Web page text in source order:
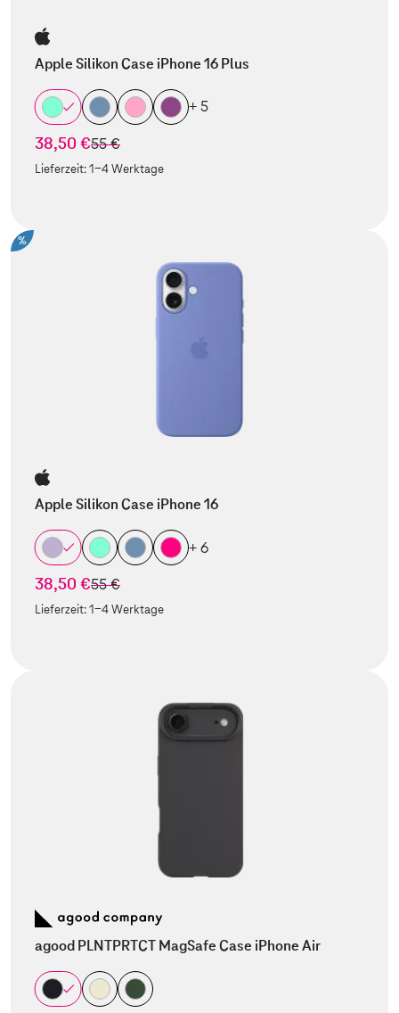
Apple Silikon Case iPhone 16 Plus
+ 5
38,50 €statt
55 €
Lieferzeit:1-4 Werktage
%
Apple Silikon Case iPhone 16
+ 6
38,50 €statt
55 €
Lieferzeit:1-4 Werktage
agood PLNTPRTCT MagSafe Case iPhone Air